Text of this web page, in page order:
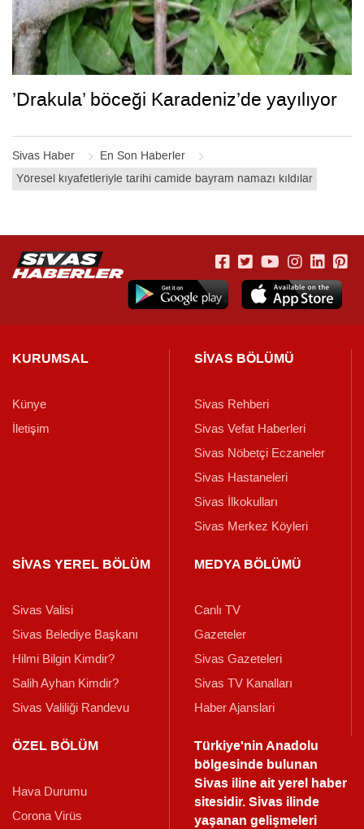
Sivas Haber
En Son Haberler
Yöresel kıyafetleriyle tarihi camide bayram namazı kıldılar
’Drakula’ böceği Karadeniz’de yayılıyor
KURUMSAL
Künye
İletişim
SİVAS BÖLÜMÜ
Sivas Rehberi
Sivas Vefat Haberleri
Sivas Nöbetçi Eczaneler
Sivas Hastaneleri
Sivas İlkokulları
Sivas Merkez Köyleri
SİVAS YEREL BÖLÜM
Sivas Valisi
Sivas Belediye Başkanı
Hilmi Bilgin Kimdir?
Salih Ayhan Kimdir?
Sivas Valiliği Randevu
MEDYA BÖLÜMÜ
Canlı TV
Gazeteler
Sivas Gazeteleri
Sivas TV Kanalları
Haber Ajanslari
ÖZEL BÖLÜM
Hava Durumu
Corona Virüs
Türkiye'nin Anadolu
bölgesinde bulunan
Sivas iline ait yerel haber
sitesidir. Sivas ilinde
yaşanan gelişmeleri